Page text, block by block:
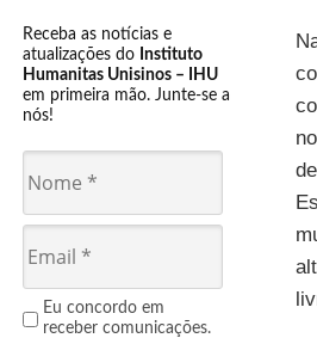
Receba as notícias e
atualizações do Instituto
Humanitas Unisinos – IHU
em primeira mão. Junte-se a
nós!
Eu concordo em
receber comunicações.